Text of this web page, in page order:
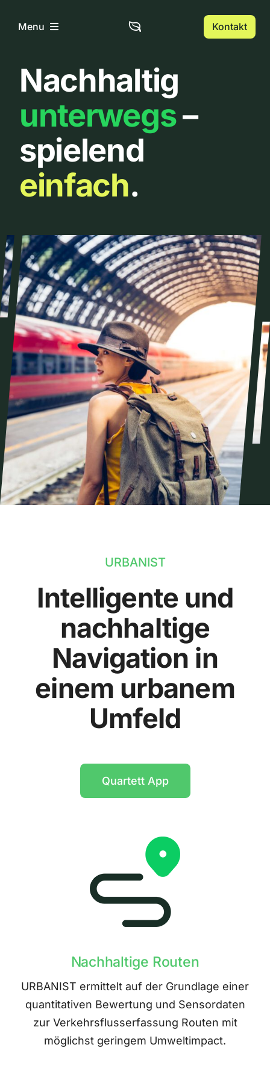
InhaltMenu
Home
Über uns
Urbanlist
Kontakt
Nachhaltig
unterwegs–
spielend
einfach.
URBANIST
Intelligente und
nachhaltige
Navigation in
einem urbanem
Umfeld
Quartett App
Nachhaltige Routen
URBANIST ermittelt auf der Grundlage einer
quantitativen Bewertung und Sensordaten
zur Verkehrsflusserfassung Routen mit
möglichst geringem Umweltimpact.